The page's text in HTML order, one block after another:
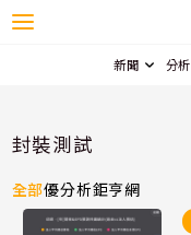
新聞 分析
封裝測試
全部優分析鉅亨網